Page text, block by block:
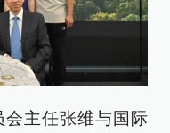
主任张维与国际